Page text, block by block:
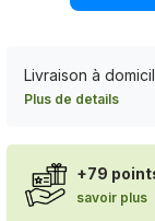
Livraison à
Plus de details
+79
savoir plus